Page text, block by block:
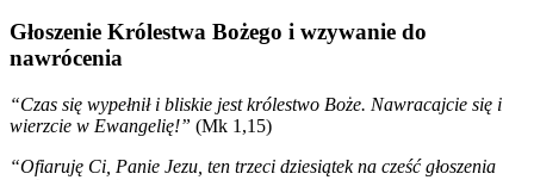
Głoszenie Królestwa Bożego i wzywanie do
nawrócenia
“Czas się wypełnił i bliskie jest królestwo Boże. Nawracajcie się i
wierzcie w Ewangelię!” (Mk 1,15)
“Ofiaruję Ci, Panie Jezu, ten trzeci dziesiątek na cześć głoszenia